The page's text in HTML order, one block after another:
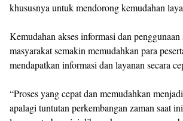
khususnya untuk mendorong kemudahan
Kemudahan akses informasi dan
masyarakat semakin memudahkan para
mendapatkan informasi dan layanan secara
“Proses yang cepat dan memudahkan
apalagi tuntutan perkembangan zaman saat